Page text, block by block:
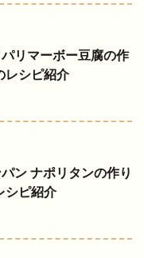
リマーボー豆腐の作
レシピ紹介
ン ナポリタンの作り
シピ紹介